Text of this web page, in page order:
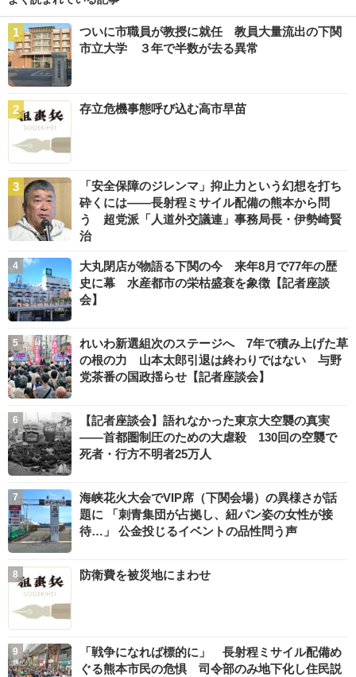
ついに市職員が教授に就任 教員大量流出の下関
市立大学 ３年で半数が去る異常
存立危機事態呼び込む高市早苗
「安全保障のジレンマ」抑止力という幻想を打ち
砕くには――長射程ミサイル配備の熊本から問
う 超党派「人道外交議連」事務局長・伊勢崎賢
治
大丸閉店が物語る下関の今 来年8月で77年の歴
史に幕 水産都市の栄枯盛衰を象徴【記者座談
会】
れいわ新選組次のステージへ 7年で積み上げた草
の根の力 山本太郎引退は終わりではない 与野
党茶番の国政揺らせ【記者座談会】
【記者座談会】語れなかった東京大空襲の真実
――首都圏制圧のための大虐殺 130回の空襲で
死者・行方不明者25万人
海峡花火大会でVIP席（下関会場）の異様さが話
題に 「刺青集団が占拠し、紐パン姿の女性が接
待…」 公金投じるイベントの品性問う声
防衛費を被災地にまわせ
「戦争になれば標的に」 長射程ミサイル配備め
ぐる熊本市民の危惧 司令部のみ地下化し住民説